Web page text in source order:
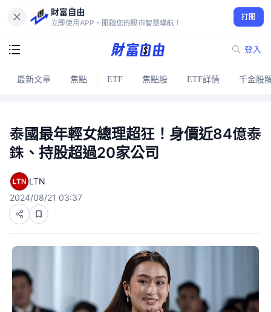
財富自由
立即使用APP，開啟您的股市智慧導航！
打開
登入
最新文章 焦點 ETF 焦點股 ETF詳情 千金股
泰國最年輕女總理超狂！身價近84億泰
銖、持股超過20家公司
LTN
2024/08/21 03:37